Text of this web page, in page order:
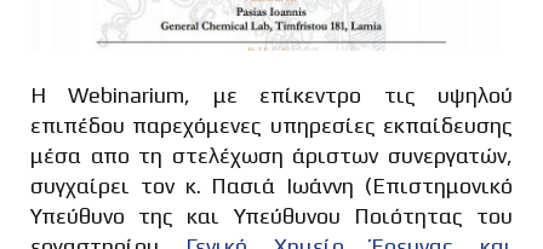
Η Webinarium, με επίκεντρο τις υψηλού
επιπέδου παρεχόμενες υπηρεσίες εκπαίδευσης
μέσα απο τη στελέχωση άριστων συνεργατών,
συγχαίρει τον κ. Πασιά Ιωάννη (Επιστημονικό
Υπεύθυνο της και Υπεύθυνου Ποιότητας του